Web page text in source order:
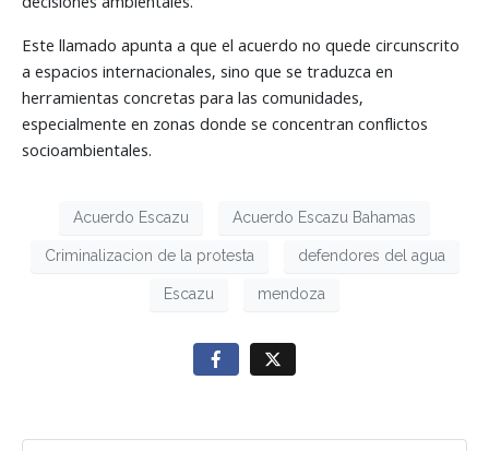
Este llamado apunta a que el acuerdo no quede circunscrito
a espacios internacionales, sino que se traduzca en
herramientas concretas para las comunidades,
especialmente en zonas donde se concentran conflictos
socioambientales.
Acuerdo Escazu Acuerdo Escazu Bahamas
Criminalizacion de la protesta defendores del agua
Escazu mendoza